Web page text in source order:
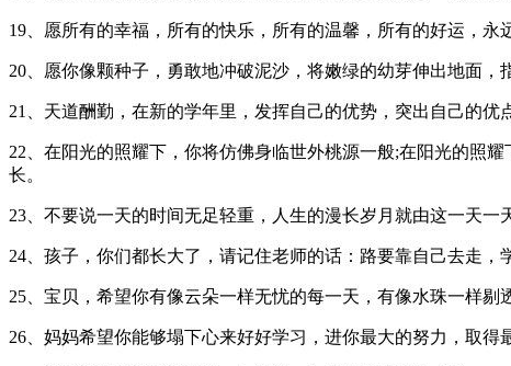
19、愿所有的幸福，所有的快乐，所有的温馨，所有的好运，永
20、愿你像颗种子，勇敢地冲破泥沙，将嫩绿的幼芽伸出地面
21、天道酬勤，在新的学年里，发挥自己的优势，突出自己的
22、在阳光的照耀下，你将仿佛身临世外桃源一般;在阳光的照
长。
23、不要说一天的时间无足轻重，人生的漫长岁月就由这一天
24、孩子，你们都长大了，请记住老师的话：路要靠自己去走，
25、宝贝，希望你有像云朵一样无忧的每一天，有像水珠一样
26、妈妈希望你能够塌下心来好好学习，进你最大的努力，取得